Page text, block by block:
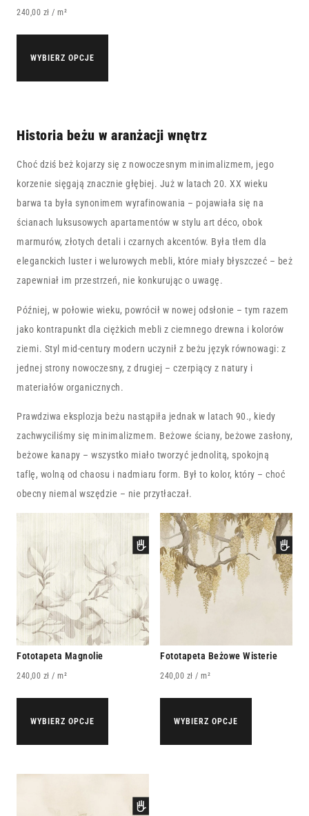
240,00 zł / m²
WYBIERZ OPCJE
Historia beżu w aranżacji wnętrz
Choć dziś beż kojarzy się z nowoczesnym minimalizmem, jego
korzenie sięgają znacznie głębiej. Już w latach 20. XX wieku
barwa ta była synonimem wyrafinowania – pojawiała się na
ścianach luksusowych apartamentów w stylu art déco, obok
marmurów, złotych detali i czarnych akcentów. Była tłem dla
eleganckich luster i welurowych mebli, które miały błyszczeć – beż
zapewniał im przestrzeń, nie konkurując o uwagę.
Później, w połowie wieku, powrócił w nowej odsłonie – tym razem
jako kontrapunkt dla ciężkich mebli z ciemnego drewna i kolorów
ziemi. Styl mid-century modern uczynił z beżu język równowagi: z
jednej strony nowoczesny, z drugiej – czerpiący z natury i
materiałów organicznych.
Prawdziwa eksplozja beżu nastąpiła jednak w latach 90., kiedy
zachwyciliśmy się minimalizmem. Beżowe ściany, beżowe zasłony,
beżowe kanapy – wszystko miało tworzyć jednolitą, spokojną
taflę, wolną od chaosu i nadmiaru form. Był to kolor, który – choć
obecny niemal wszędzie – nie przytłaczał.
Fototapeta Magnolie
240,00 zł / m²
WYBIERZ OPCJE
Fototapeta Beżowe Wisterie
240,00 zł / m²
WYBIERZ OPCJE